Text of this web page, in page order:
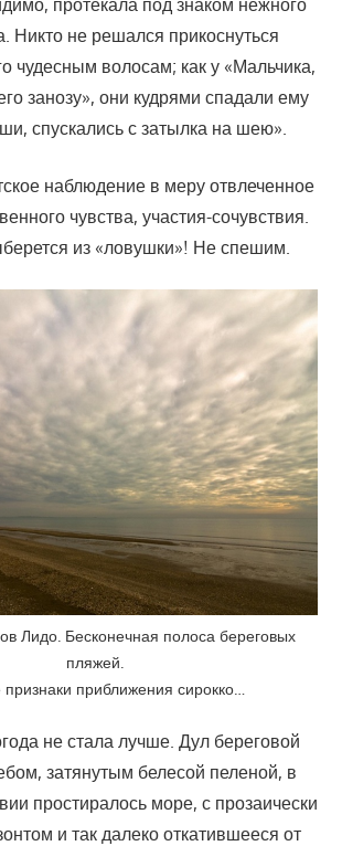
Никто не решался прикоснуться
чудесным волосам; как у «Мальчика,
занозу», они кудрями спадали ему
спускались с затылка на шею».
наблюдение в меру отвлеченное
чувства, участия-сочувствия.
из «ловушки»! Не спешим.
Лидо. Бесконечная полоса береговых
пляжей.
приближения сирокко…
не стала лучше. Дул береговой
затянутым белесой пеленой, в
простиралось море, с прозаически
и так далеко откатившееся от